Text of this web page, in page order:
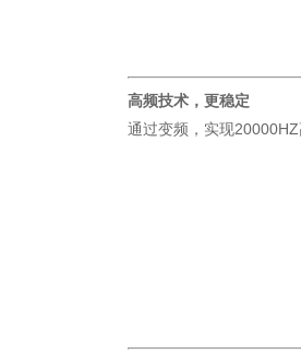
高频技术，更稳定
通过变频，实现